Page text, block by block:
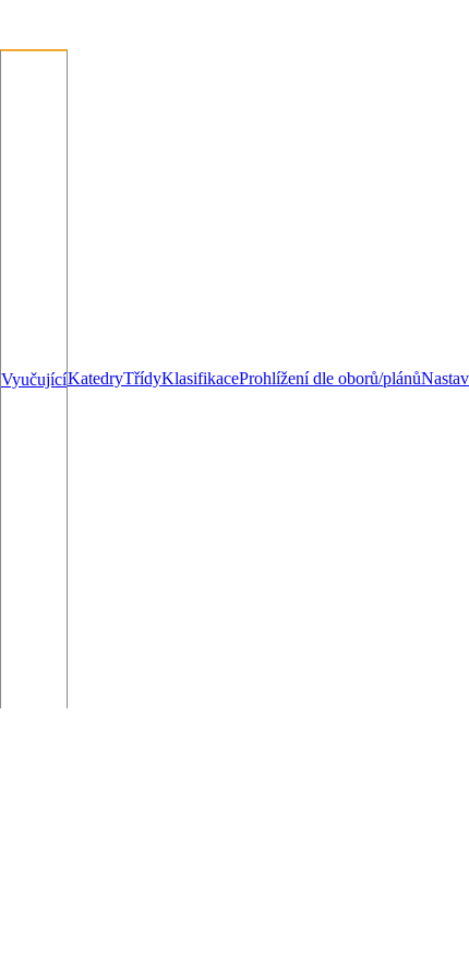
VyučujícíKatedryTřídyKlasifikaceProhlížení dle oborů/plánů